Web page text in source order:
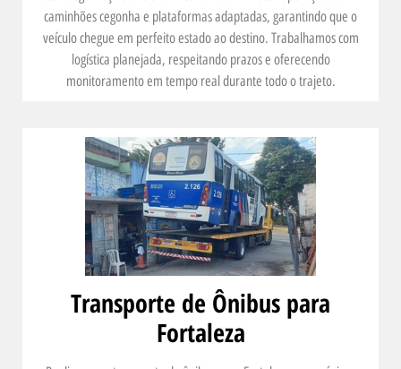
caminhões cegonha e plataformas adaptadas, garantindo que o
veículo chegue em perfeito estado ao destino. Trabalhamos com
logística planejada, respeitando prazos e oferecendo
monitoramento em tempo real durante todo o trajeto.
Transporte de Ônibus para
Fortaleza